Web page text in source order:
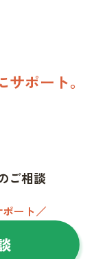
ポート。
ご相談
ート／